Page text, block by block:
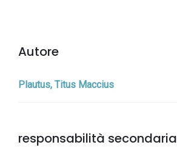
Autore
Plautus, Titus Maccius
responsabilità secondaria